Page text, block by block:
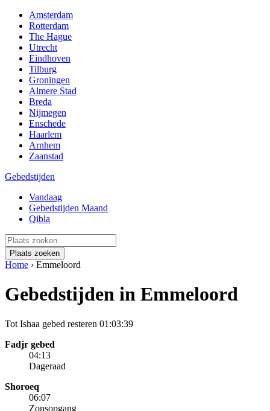
Amsterdam
Rotterdam
The Hague
Utrecht
Eindhoven
Tilburg
Groningen
Almere Stad
Breda
Nijmegen
Enschede
Haarlem
Arnhem
Zaanstad
Gebedstijden
Vandaag
Gebedstijden Maand
Qibla
Plaats zoeken
Home › Emmeloord
Gebedstijden in Emmeloord
Tot Ishaa gebed resteren 01:03:39
Fadjr gebed
04:13
Dageraad
Shoroeq
06:07
Zonsopgang